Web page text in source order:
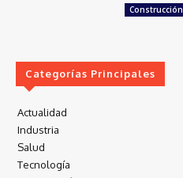
Construcción
Categorías Principales
Actualidad
Industria
Salud
Tecnología